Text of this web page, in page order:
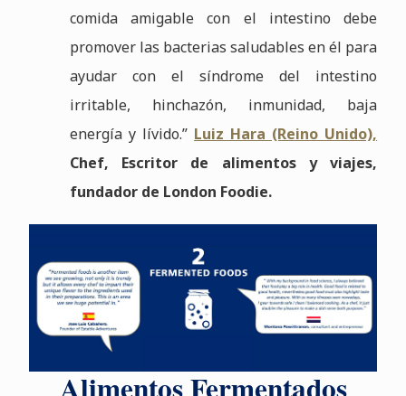
comida amigable con el intestino debe
promover las bacterias saludables en él para
ayudar con el síndrome del intestino
irritable, hinchazón, inmunidad, baja
energía y lívido.” Luiz Hara (Reino Unido),
Chef, Escritor de alimentos y viajes,
fundador de London Foodie.